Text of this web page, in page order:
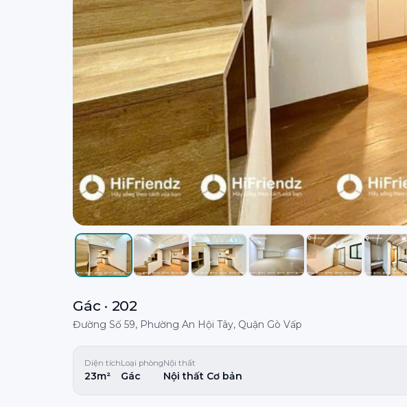
Gác · 202
Đường Số 59, Phường An Hội Tây, Quận Gò Vấp
Diện tích
23m²
Loại phòng
Gác
Nội thất
Nội thất Cơ bản